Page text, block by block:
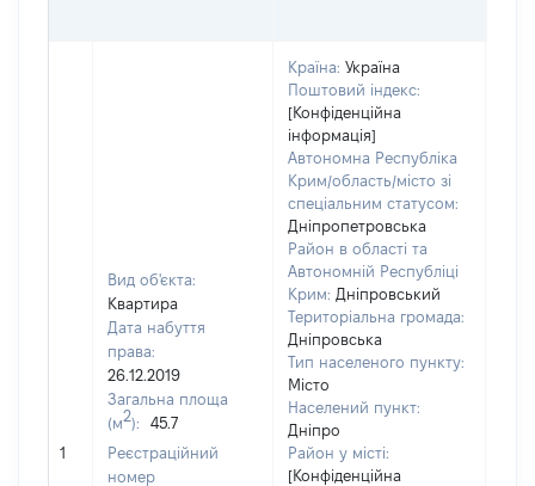
1
Вид об'єкта:
Квартира
Дата набуття
права:
26.12.2019
Загальна площа
(м2):
45.7
Реєстраційний
номер
Країна: Україна
Поштовий індекс:
[Конфіденційна
інформація]
Автономна Республіка
Крим/область/місто зі
спеціальним статусом:
Дніпропетровська
Район в області та
Автономній Республіці
Крим: Дніпровський
Територіальна громада:
Дніпровська
Тип населеного пункту:
Місто
Населений пункт:
Дніпро
Район у місті:
[Конфіденційна